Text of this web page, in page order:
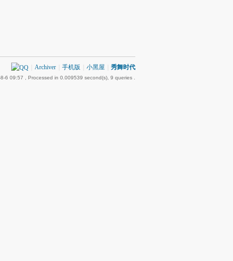
Archiver 手机版 小黑屋 秀舞时代
6 09:57 , Processed in 0.009539 second(s), 9 queries .